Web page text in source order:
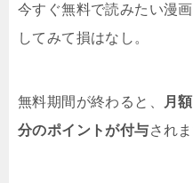
今すぐ無料で読みたい漫
してみて損はなし。
無料期間が終わると、
月
分のポイントが付与されま